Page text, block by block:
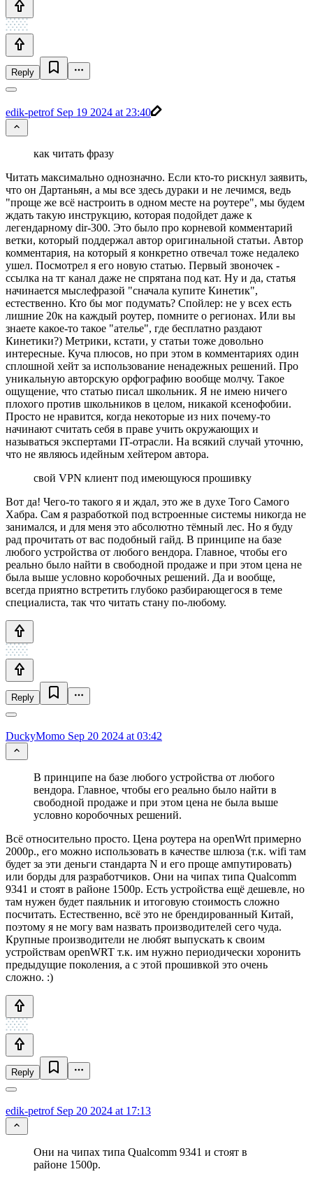
Reply
edik-petrofSep 19 2024 at 23:40
как читать фразу
Читать максимально однозначно. Если кто-то рискнул заявить,
что он Дартаньян, а мы все здесь дураки и не лечимся, ведь
"проще же всё настроить в одном месте на роутере", мы будем
ждать такую инструкцию, которая подойдет даже к
легендарному dir-300. Это было про корневой комментарий
ветки, который поддержал автор оригинальной статьи. Автор
комментария, на который я конкретно отвечал тоже недалеко
ушел. Посмотрел я его новую статью. Первый звоночек -
ссылка на тг канал даже не спрятана под кат. Ну и да, статья
начинается мыслефразой "сначала купите Кинетик",
естественно. Кто бы мог подумать? Спойлер: не у всех есть
лишние 20к на каждый роутер, помните о регионах. Или вы
знаете какое-то такое "ателье", где бесплатно раздают
Кинетики?) Метрики, кстати, у статьи тоже довольно
интересные. Куча плюсов, но при этом в комментариях один
сплошной хейт за использование ненадежных решений. Про
уникальную авторскую орфографию вообще молчу. Такое
ощущение, что статью писал школьник. Я не имею ничего
плохого против школьников в целом, никакой ксенофобии.
Просто не нравится, когда некоторые из них почему-то
начинают считать себя в праве учить окружающих и
называться экспертами IT-отрасли. На всякий случай уточню,
что не являюсь идейным хейтером автора.
свой VPN клиент под имеющуюся прошивку
Вот да! Чего-то такого я и ждал, это же в духе Того Самого
Хабра. Сам я разработкой под встроенные системы никогда не
занимался, и для меня это абсолютно тёмный лес. Но я буду
рад прочитать от вас подобный гайд. В принципе на базе
любого устройства от любого вендора. Главное, чтобы его
реально было найти в свободной продаже и при этом цена не
была выше условно коробочных решений. Да и вообще,
всегда приятно встретить глубоко разбирающегося в теме
специалиста, так что читать стану по-любому.
Reply
DuckyMomo Sep 20 2024 at 03:42
В принципе на базе любого устройства от любого
вендора. Главное, чтобы его реально было найти в
свободной продаже и при этом цена не была выше
условно коробочных решений.
Всё относительно просто. Цена роутера на openWrt примерно
2000р., его можно использовать в качестве шлюза (т.к. wifi там
будет за эти деньги стандарта N и его проще ампутировать)
или борды для разработчиков. Они на чипах типа Qualcomm
9341 и стоят в районе 1500р. Есть устройства ещё дешевле, но
там нужен будет паяльник и итоговую стоимость сложно
посчитать. Естественно, всё это не брендированный Китай,
поэтому я не могу вам назвать производителей сего чуда.
Крупные производители не любят выпускать к своим
устройствам openWRT т.к. им нужно периодически хоронить
предыдущие поколения, а с этой прошивкой это очень
сложно. :)
Reply
edik-petrofSep 20 2024 at 17:13
Они на чипах типа Qualcomm 9341 и стоят в
районе 1500р.